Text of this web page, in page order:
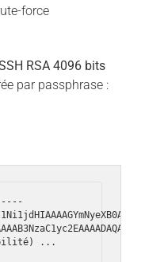
force
RSA 4096 bits
par passphrase :
...